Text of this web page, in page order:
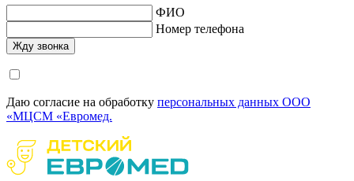
ФИО
Номер телефона
Даю согласие на обработку персональных данных ООО
«МЦСМ «Евромед.